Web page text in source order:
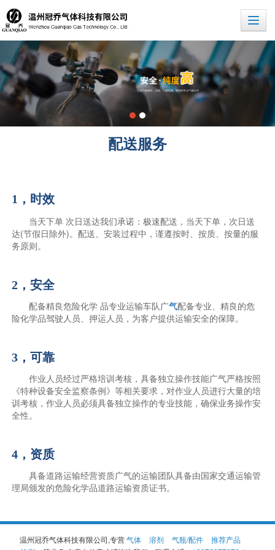
配送服务
1，时效
当天下单 次日送达我们承诺：极速配送，当天下单，次日送
达(节假日除外)。配送、安装过程中，谨遵按时、按质、按量的服
务原则。
2，安全
配备精良危险化学 品专业运输车队广气配备专业、精良的危
险化学品驾驶人员、押运人员，为客户提供运输安全的保障。
3，可靠
作业人员经过严格培训考核，具备独立操作技能广气严格按照
《特种设备安全监察条例》等相关要求，对作业人员进行大量的培
训考核，作业人员必须具备独立操作的专业技能，确保业务操作安
全性。
4，资质
具备道路运输经营资质广气的运输团队具备由国家交通运输管
理局颁发的危险化学品道路运输资质证书。
温州冠乔气体科技有限公司,专营气体 溶剂 气瓶/配件
推荐产品